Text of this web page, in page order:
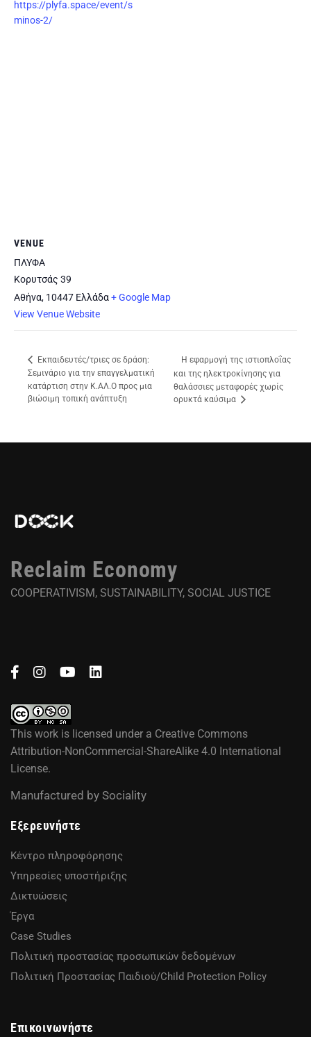
https://plyfa.space/event/s
minos-2/
VENUE
ΠΛΥΦΑ
Κορυτσάς 39
Αθήνα, 10447 Ελλάδα+ Google Map
View Venue Website
Εκπαιδευτές/τριες σε δράση:
Σεμινάριο για την επαγγελματική
κατάρτιση στην Κ.ΑΛ.Ο προς μια
βιώσιμη τοπική ανάπτυξη
Η εφαρμογή της ιστιοπλοΐας
και της ηλεκτροκίνησης για
θαλάσσιες μεταφορές χωρίς
ορυκτά καύσιμα
Reclaim Economy
COOPERATIVISM, SUSTAINABILITY, SOCIAL JUSTICE
This work is licensed under a Creative Commons
Attribution-NonCommercial-ShareAlike 4.0 International
License.
Manufactured by Sociality
Εξερευνήστε
Κέντρο πληροφόρησης
Υπηρεσίες υποστήριξης
Δικτυώσεις
Έργα
Case Studies
Πολιτική προστασίας προσωπικών δεδομένων
Πολιτική Προστασίας Παιδιού/Child Protection Policy
Επικοινωνήστε